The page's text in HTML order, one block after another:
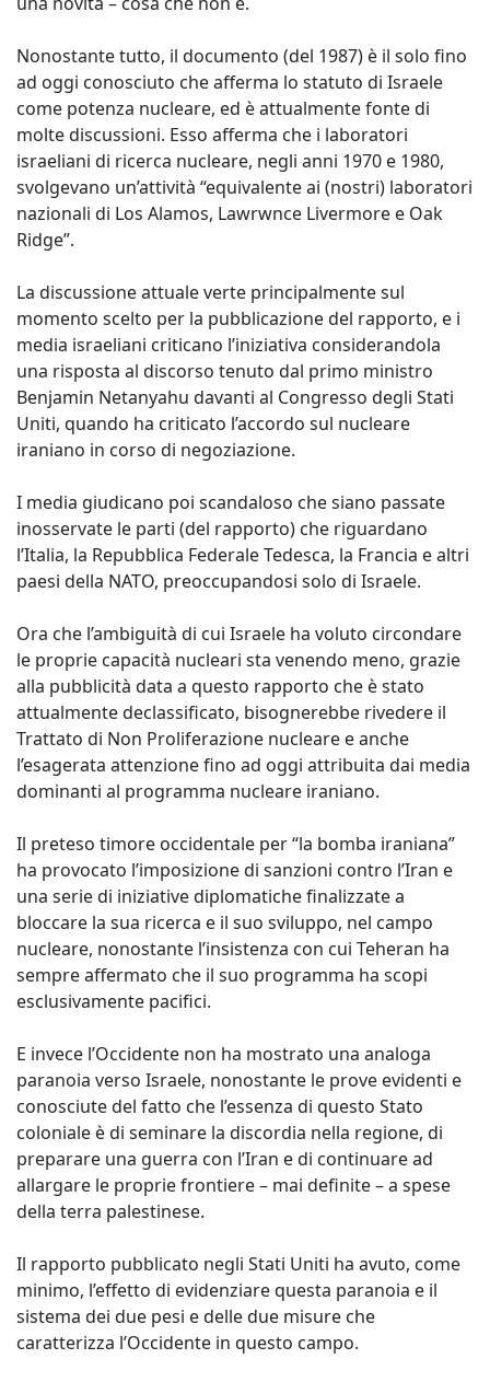
Nonostante tutto, il documento (del 1987) è il solo fino
ad oggi conosciuto che afferma lo statuto di Israele
come potenza nucleare, ed è attualmente fonte di
molte discussioni. Esso afferma che i laboratori
israeliani di ricerca nucleare, negli anni 1970 e 1980,
svolgevano un’attività “equivalente ai (nostri) laboratori
nazionali di Los Alamos, Lawrwnce Livermore e Oak
Ridge”.
La discussione attuale verte principalmente sul
momento scelto per la pubblicazione del rapporto, e i
media israeliani criticano l’iniziativa considerandola
una risposta al discorso tenuto dal primo ministro
Benjamin Netanyahu davanti al Congresso degli Stati
Uniti, quando ha criticato l’accordo sul nucleare
iraniano in corso di negoziazione.
I media giudicano poi scandaloso che siano passate
inosservate le parti (del rapporto) che riguardano
l’Italia, la Repubblica Federale Tedesca, la Francia e altri
paesi della NATO, preoccupandosi solo di Israele.
Ora che l’ambiguità di cui Israele ha voluto circondare
le proprie capacità nucleari sta venendo meno, grazie
alla pubblicità data a questo rapporto che è stato
attualmente declassificato, bisognerebbe rivedere il
Trattato di Non Proliferazione nucleare e anche
l’esagerata attenzione fino ad oggi attribuita dai media
dominanti al programma nucleare iraniano.
Il preteso timore occidentale per “la bomba iraniana”
ha provocato l’imposizione di sanzioni contro l’Iran e
una serie di iniziative diplomatiche finalizzate a
bloccare la sua ricerca e il suo sviluppo, nel campo
nucleare, nonostante l’insistenza con cui Teheran ha
sempre affermato che il suo programma ha scopi
esclusivamente pacifici.
E invece l’Occidente non ha mostrato una analoga
paranoia verso Israele, nonostante le prove evidenti e
conosciute del fatto che l’essenza di questo Stato
coloniale è di seminare la discordia nella regione, di
preparare una guerra con l’Iran e di continuare ad
allargare le proprie frontiere – mai definite – a spese
della terra palestinese.
Il rapporto pubblicato negli Stati Uniti ha avuto, come
minimo, l’effetto di evidenziare questa paranoia e il
sistema dei due pesi e delle due misure che
caratterizza l’Occidente in questo campo.